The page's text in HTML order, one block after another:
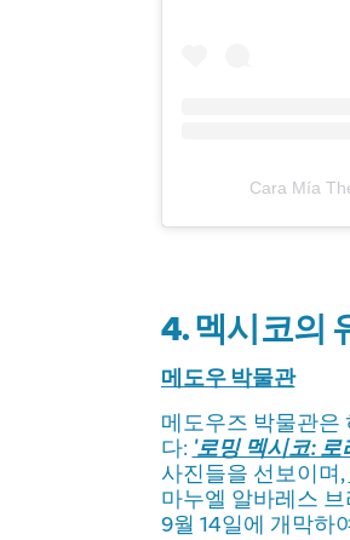
Cara Mía
4. 멕시코의
메도우 박물관
메도우즈 박물관은
다: '로밍 멕시코: 로
사진들을 선보이며,
마누엘 알바레스
9월 14일에 개막하